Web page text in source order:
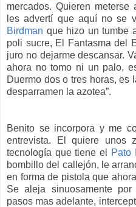
mercados. Quieren
les advertí que aquí no se
Birdman que hizo un tumbe
poli sucre, El Fantasma del
juro no dejarme descansar.
ahora no tomo ni un palo,
Duermo dos o tres horas, es
desparramen la azotea”.
Benito se incorpora y me
entrevista. El quiere unos
tecnología que tiene el
Pato
bombillo del callejón, le
en forma de pistola que
Se aleja sinuosamente
pasos mas adelante,